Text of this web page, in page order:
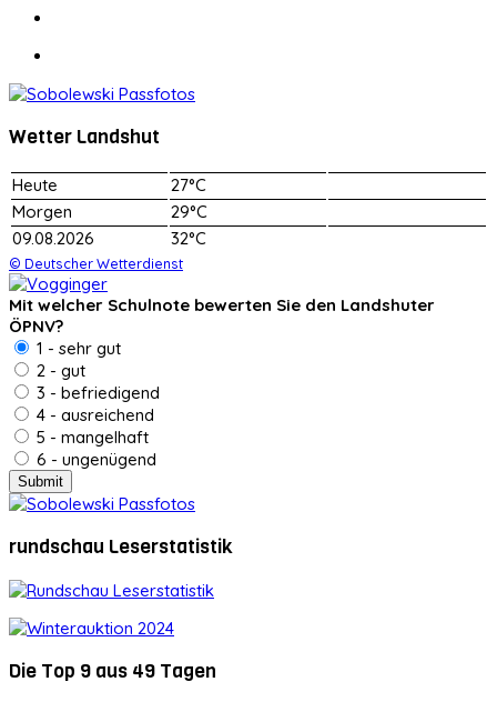
Wetter Landshut
Heute
27°C
Morgen
29°C
09.08.2026
32°C
© Deutscher Wetterdienst
Mit welcher Schulnote bewerten Sie den Landshuter
ÖPNV?
1 - sehr gut
2 - gut
3 - befriedigend
4 - ausreichend
5 - mangelhaft
6 - ungenügend
rundschau Leserstatistik
Die Top 9 aus 49 Tagen